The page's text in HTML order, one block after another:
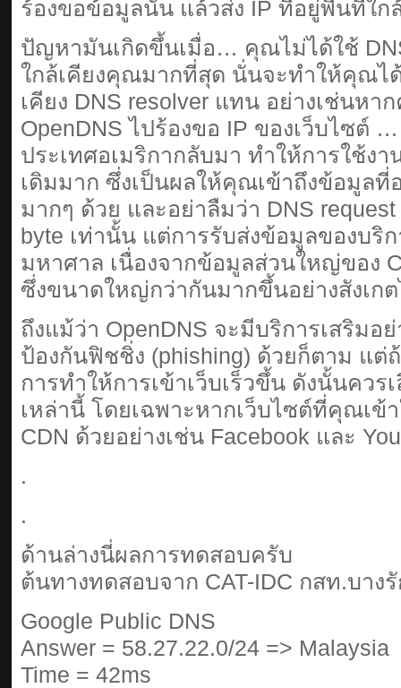
ร้องขอข้อมูลนั้น แล้วส่ง IP ที่อยู่พื้นที่ใก
ปัญหามันเกิดขึ้นเมื่อ… คุณไม่ได้ใช้
ใกล้เคียงคุณมากที่สุด นั่นจะทำให้คุณไ
เคียง DNS resolver แทน อย่างเช่นหา
OpenDNS ไปร้องขอ IP ของเว็บไซต์
ประเทศอเมริกากลับมา ทำให้การใช้ง
เดิมมาก ซึ่งเป็นผลให้คุณเข้าถึงข้อมูลที่
มากๆ ด้วย และอย่าลืมว่า DNS
byte เท่านั้น แต่การรับส่งข้อมูลของบริ
มหาศาล เนื่องจากข้อมูลส่วนใหญ่ของ
ซึ่งขนาดใหญ่กว่ากันมากขึ้นอย่างสังเก
ถึงแม้ว่า OpenDNS จะมีบริการเสริมอ
ป้องกันฟิชชิ่ง (phishing) ด้วยก็ตาม แ
การทำให้การเข้าเว็บเร็วขึ้น ดังนั้นควร
เหล่านี้ โดยเฉพาะหากเว็บไซต์ที่คุณเข้
CDN ด้วยอย่างเช่น Facebook และ
.
.
ด้านล่างนี่ผลการทดสอบครับ
ต้นทางทดสอบจาก CAT-IDC กสท.บาง
Google Public DNS
Answer = 58.27.22.0/24 => Malaysia
Time = 42ms